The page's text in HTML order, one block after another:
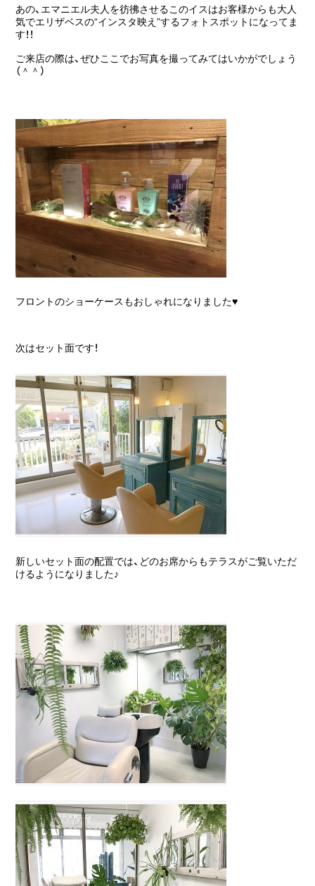
あの、エマニエル夫人を彷彿させるこのイスはお客様からも大人
気でエリザベスの“インスタ映え”するフォトスポットになってま
す！！
ご来店の際は、ぜひここでお写真を撮ってみてはいかがでしょう
（＾＾）
フロントのショーケースもおしゃれになりました♥
次はセット面です！
新しいセット面の配置では、どのお席からもテラスがご覧いただ
けるようになりました♪